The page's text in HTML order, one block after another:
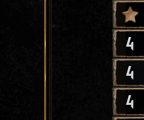
4
4
4